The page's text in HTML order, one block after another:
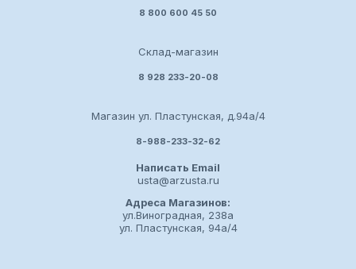
8 800 600 45 50
Склад-магазин
8 928 233-20-08
Магазин ул. Пластунская, д.94а/4
8-988-233-32-62
Написать Email
usta@arzusta.ru
Адреса Магазинов:
ул.Виноградная, 238а
ул. Пластунская, 94а/4